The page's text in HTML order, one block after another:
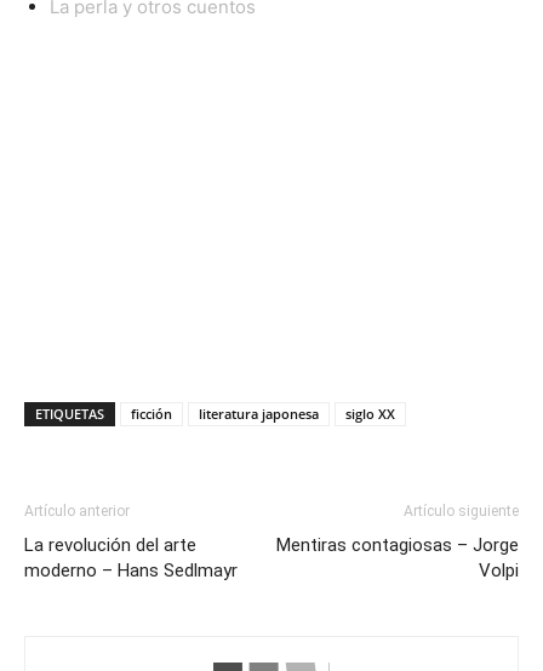
La perla y otros cuentos
ETIQUETAS ficción literatura japonesa siglo XX
Artículo anterior
La revolución del arte
moderno – Hans Sedlmayr
Artículo siguiente
Mentiras contagiosas – Jorge
Volpi